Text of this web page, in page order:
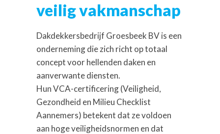
veilig vakmanschap
Dakdekkersbedrijf Groesbeek BV is een
onderneming die zich richt op totaal
concept voor hellenden daken en
aanverwante diensten.
Hun VCA-certificering (Veiligheid,
Gezondheid en Milieu Checklist
Aannemers) betekent dat ze voldoen
aan hoge veiligheidsnormen en dat